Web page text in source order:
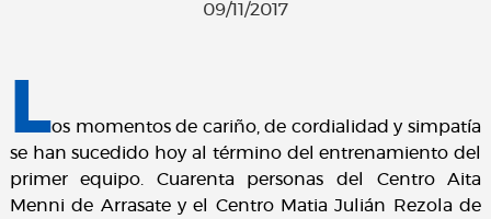
09/11/2017
Los momentos de cariño, de cordialidad y simpatía
se han sucedido hoy al término del entrenamiento del
primer equipo. Cuarenta personas del Centro Aita
Menni de Arrasate y el Centro Matia Julián Rezola de